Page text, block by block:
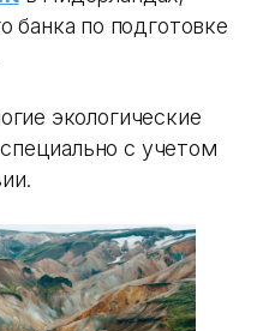
по подготовке
экологические
с учетом